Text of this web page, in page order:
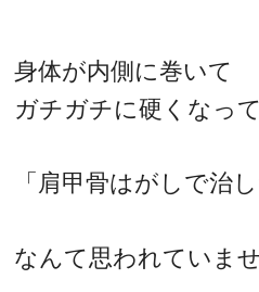
身体が内側に巻いて
ガチガチに硬くなっ
「肩甲骨はがしで治
なんて思われていま